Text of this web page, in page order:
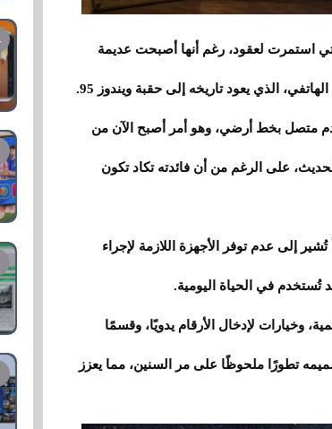
القديمة التي استمرت لعقود، رغم أنها أصبحت عديمة
الذي يعود تاريخه إلى حقبة ويندوز 95.
متصل بخط أرضي، وهو أمر أصبح الآن من
على الرغم من أن فائدته تكاد تكون
رسالة خطأ تُشير إلى عدم توفر الأجهزة اللازمة لإجراء
تُستخدم في الحياة اليومية.
وخيارات لإدخال الأرقام يدويًا، وقسمًا
تطورًا ملحوظًا على مر السنين، مما يعزز